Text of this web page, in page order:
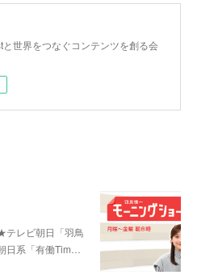
と世界をつなぐコンテンツを創る会
テレビ朝日「羽鳥
系「有働Tim…